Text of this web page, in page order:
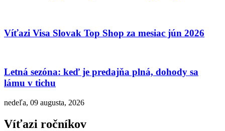
Víťazi Visa Slovak Top Shop za mesiac jún 2026
Letná sezóna: keď je predajňa plná, dohody sa
lámu v tichu
nedeľa, 09 augusta, 2026
Víťazi ročníkov